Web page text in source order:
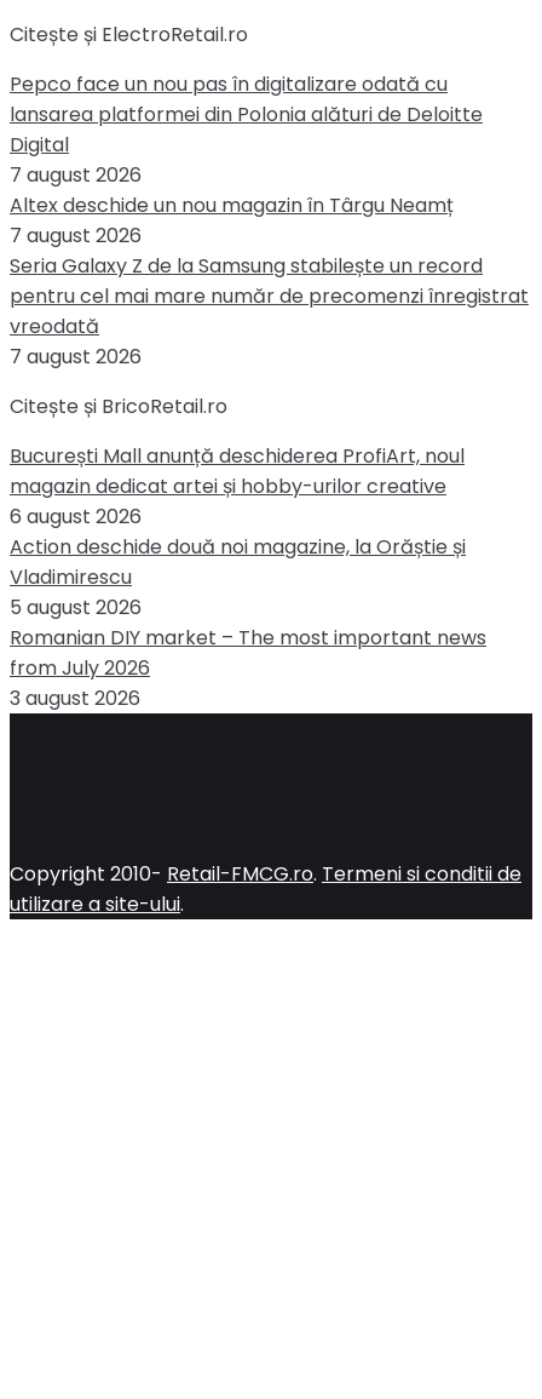
Citește și ElectroRetail.ro
Pepco face un nou pas în digitalizare odată cu
lansarea platformei din Polonia alături de Deloitte
Digital
7 august 2026
Altex deschide un nou magazin în Târgu Neamț
7 august 2026
Seria Galaxy Z de la Samsung stabilește un record
pentru cel mai mare număr de precomenzi înregistrat
vreodată
7 august 2026
Citește și BricoRetail.ro
București Mall anunță deschiderea ProfiArt, noul
magazin dedicat artei și hobby-urilor creative
6 august 2026
Action deschide două noi magazine, la Orăștie și
Vladimirescu
5 august 2026
Romanian DIY market – The most important news
from July 2026
3 august 2026
Copyright 2010- Retail-FMCG.ro. Termeni si conditii de
utilizare a site-ului.